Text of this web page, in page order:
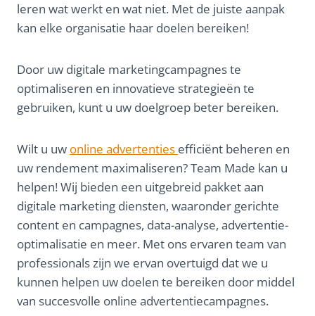
leren wat werkt en wat niet. Met de juiste aanpak
kan elke organisatie haar doelen bereiken!
Door uw digitale marketingcampagnes te
optimaliseren en innovatieve strategieën te
gebruiken, kunt u uw doelgroep beter bereiken.
Wilt u uw online advertenties efficiënt beheren en
uw rendement maximaliseren? Team Made kan u
helpen! Wij bieden een uitgebreid pakket aan
digitale marketing diensten, waaronder gerichte
content en campagnes, data-analyse, advertentie-
optimalisatie en meer. Met ons ervaren team van
professionals zijn we ervan overtuigd dat we u
kunnen helpen uw doelen te bereiken door middel
van succesvolle online advertentiecampagnes.